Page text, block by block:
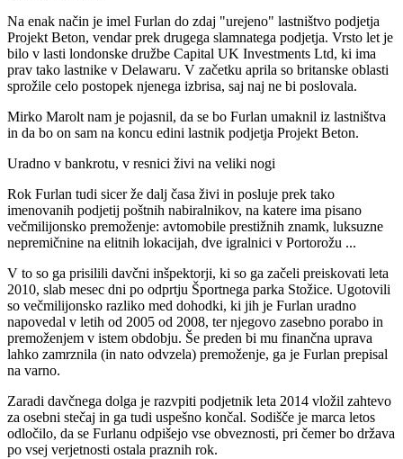
Na enak način je imel Furlan do zdaj "urejeno" lastništvo podjetja
Projekt Beton, vendar prek drugega slamnatega podjetja. Vrsto let je
bilo v lasti londonske družbe Capital UK Investments Ltd, ki ima
prav tako lastnike v Delawaru. V začetku aprila so britanske oblasti
sprožile celo postopek njenega izbrisa, saj naj ne bi poslovala.
Mirko Marolt nam je pojasnil, da se bo Furlan umaknil iz lastništva
in da bo on sam na koncu edini lastnik podjetja Projekt Beton.
Uradno v bankrotu, v resnici živi na veliki nogi
Rok Furlan tudi sicer že dalj časa živi in posluje prek tako
imenovanih podjetij poštnih nabiralnikov, na katere ima pisano
večmilijonsko premoženje: avtomobile prestižnih znamk, luksuzne
nepremičnine na elitnih lokacijah, dve igralnici v Portorožu ...
V to so ga prisilili davčni inšpektorji, ki so ga začeli preiskovati leta
2010, slab mesec dni po odprtju Športnega parka Stožice. Ugotovili
so večmilijonsko razliko med dohodki, ki jih je Furlan uradno
napovedal v letih od 2005 od 2008, ter njegovo zasebno porabo in
premoženjem v istem obdobju. Še preden bi mu finančna uprava
lahko zamrznila (in nato odvzela) premoženje, ga je Furlan prepisal
na varno.
Zaradi davčnega dolga je razvpiti podjetnik leta 2014 vložil zahtevo
za osebni stečaj in ga tudi uspešno končal. Sodišče je marca letos
odločilo, da se Furlanu odpišejo vse obveznosti, pri čemer bo država
po vsej verjetnosti ostala praznih rok.